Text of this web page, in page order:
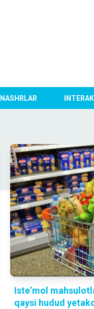
NASHRLAR
Isteʼmol
qaysi hudud